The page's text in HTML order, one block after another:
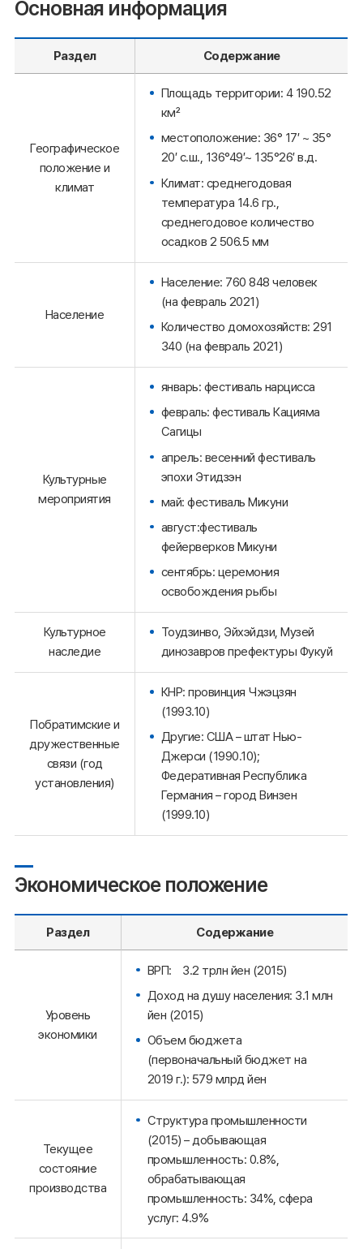
Основная информация
Раздел Содержание
Географическое
положение и
климат
Площадь территории: 4 190.52
км²
местоположение: 36° 17′ ~ 35°
20′ с.ш., 136°49′~ 135°26′ в.д.
Климат: среднегодовая
температура 14.6 гр.,
среднегодовое количество
осадков 2 506.5 мм
Население
Население: 760 848 человек
(на февраль 2021)
Количество домохозяйств: 291
340 (на февраль 2021)
Культурные
мероприятия
январь: фестиваль нарцисса
февраль: фестиваль Кацияма
Сагицы
апрель: весенний фестиваль
эпохи Этидзэн
май: фестиваль Микуни
август:фестиваль
фейерверков Микуни
сентябрь: церемония
освобождения рыбы
Культурное
наследие
Тоудзинво, Эйхэйдзи, Музей
динозавров префектуры Фукуй
Побратимские и
дружественные
связи (год
установления)
КНР: провинция Чжэцзян
(1993.10)
Другие: США – штат Нью-
Джерси (1990.10);
Федеративная Республика
Германия – город Винзен
(1999.10)
Экономическое положение
Раздел Содержание
Уровень
экономики
ВРП: 3.2 трлн йен (2015)
Доход на душу населения: 3.1 млн
йен (2015)
Объем бюджета
(первоначальный бюджет на
2019 г.): 579 млрд йен
Текущее
состояние
производства
Структура промышленности
(2015) – добывающая
промышленность: 0.8%,
обрабатывающая
промышленность: 34%, сфера
услуг: 4.9%